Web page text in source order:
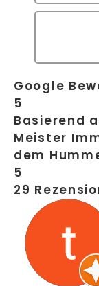
Google
5
Basierend
Meister
dem
5
29